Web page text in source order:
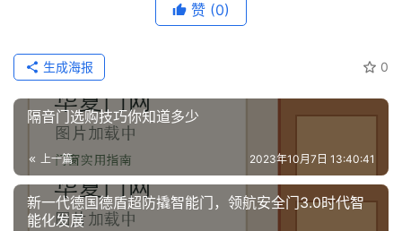
赞 (0)
0
生成海报
隔音门选购技巧你知道多少
上一篇 2023年10月7日 13:40:41
新一代德国德盾超防撬智能门，领航安全门3.0时代智
能化发展